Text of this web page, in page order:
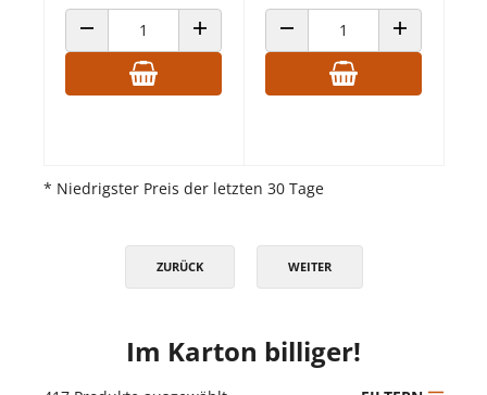
ANZAHL VERRINGERNANZAHL ERHÖHENANZAHL VERRINGERNANZAHL
* Niedrigster Preis der letzten 30 Tage
ZURÜCK WEITER
Im Karton billiger!